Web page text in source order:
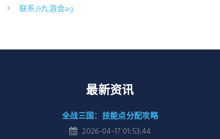
联系j9九游会ag
最新资讯
全战三国：技能点分配攻略
2026-04-17 01:53:44